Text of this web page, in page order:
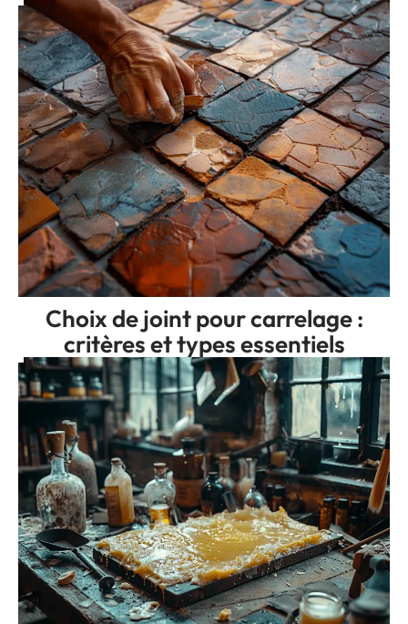
Choix de joint pour carrelage :
critères et types essentiels